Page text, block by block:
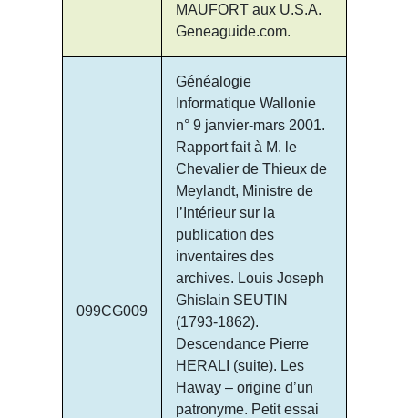
MAUFORT aux U.S.A.
Geneaguide.com.
099CG009
Généalogie
Informatique Wallonie
n° 9 janvier-mars 2001.
Rapport fait à M. le
Chevalier de Thieux de
Meylandt, Ministre de
l’Intérieur sur la
publication des
inventaires des
archives. Louis Joseph
Ghislain SEUTIN
(1793-1862).
Descendance Pierre
HERALI (suite). Les
Haway – origine d’un
patronyme. Petit essai